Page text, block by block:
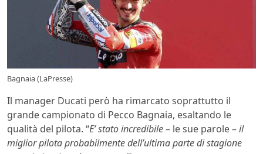
Bagnaia (LaPresse)
Il manager Ducati però ha rimarcato soprattutto il
grande campionato di Pecco Bagnaia, esaltando le
qualità del pilota. “E’ stato incredibile– le sue parole –il
miglior pilota probabilmente dell’ultima parte di stagione